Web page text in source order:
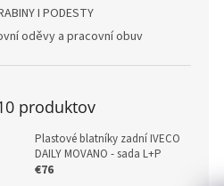
I PODESTY
oděvy a pracovní obuv
produktov
Plastové blatníky zadní IVECO
DAILY MOVANO - sada L+P
€76